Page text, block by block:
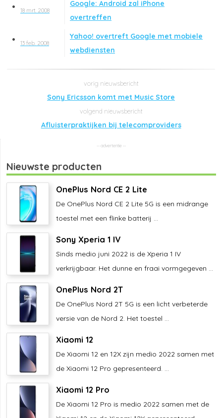
18 mrt. 2008
Google: Android zal iPhone
overtreffen
13 feb. 2008
Yahoo! overtreft Google met mobiele
webdiensten
Sony Ericsson komt met Music Store
Afluisterpraktijken bij telecomproviders
Nieuwste producten
OnePlus Nord CE 2 Lite
De OnePlus Nord CE 2 Lite 5G is een midrange
toestel met een flinke batterij ...
Sony Xperia 1 IV
Sinds medio juni 2022 is de Xperia 1 IV
verkrijgbaar. Het dunne en fraai vormgegeven ...
OnePlus Nord 2T
De OnePlus Nord 2T 5G is een licht verbeterde
versie van de Nord 2. Het toestel ...
Xiaomi 12
De Xiaomi 12 en 12X zijn medio 2022 samen met
de Xiaomi 12 Pro gepresenteerd. ...
Xiaomi 12 Pro
De Xiaomi 12 Pro is medio 2022 samen met de